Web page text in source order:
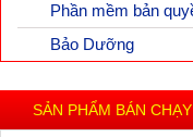
Phần mềm bản
Bảo Dưỡng
SẢN PHẨM BÁN CHẠY